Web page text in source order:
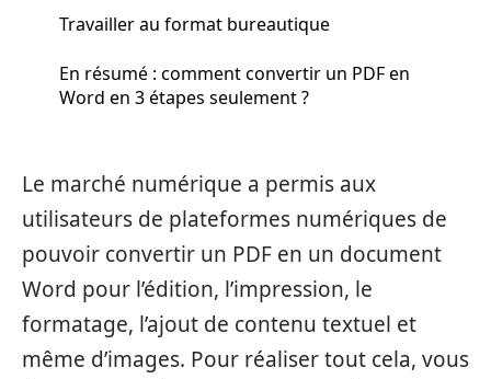
Travailler au format bureautique
En résumé : comment convertir un PDF en
Word en 3 étapes seulement ?
Le marché numérique a permis aux
utilisateurs de plateformes numériques de
pouvoir convertir un PDF en un document
Word pour l’édition, l’impression, le
formatage, l’ajout de contenu textuel et
même d’images. Pour réaliser tout cela, vous